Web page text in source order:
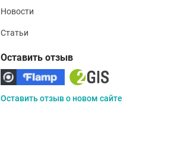
Новости
Статьи
Оставить отзыв
Оставить отзыв о новом сайте